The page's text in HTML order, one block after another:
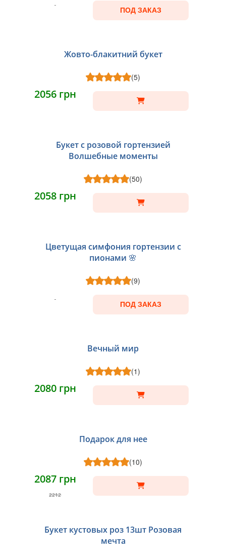
ПОД ЗАКАЗ
Жовто-блакитний букет
(5)
2056 грн
Букет с розовой гортензией
Волшебные моменты
(50)
2058 грн
Цветущая симфония гортензии с
пионами 🌸
(9)
ПОД ЗАКАЗ
Вечный мир
(1)
2080 грн
Подарок для нее
(10)
2087 грн
2212
Букет кустовых роз 13шт Розовая
мечта